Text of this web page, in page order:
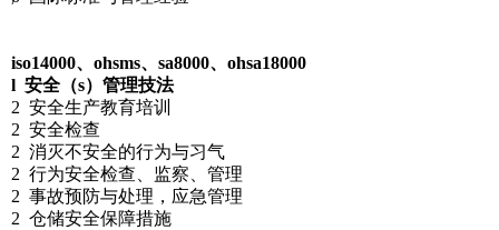
iso14000、ohsms、sa8000、ohsa18000
l 安全（s）管理技法
2 安全生产教育培训
2 安全检查
2 消灭不安全的行为与习气
2 行为安全检查、监察、管理
2 事故预防与处理，应急管理
2 仓储安全保障措施